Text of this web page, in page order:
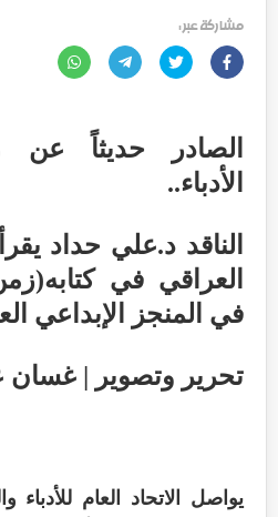
مشاركة عبر :
الصادر حديثاً عن
الأدباء..
الناقد د.علي حداد
العراقي في
في المنجز الإبداعي
تحرير وتصوير | غسان
يواصل الاتحاد العام